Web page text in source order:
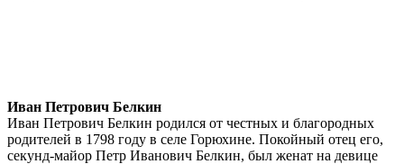
Иван Петрович Белкин
Иван Петрович Белкин родился от честных и благородных
родителей в 1798 году в селе Горюхине. Покойный отец его,
секунд-майор Петр Иванович Белкин, был женат на девице